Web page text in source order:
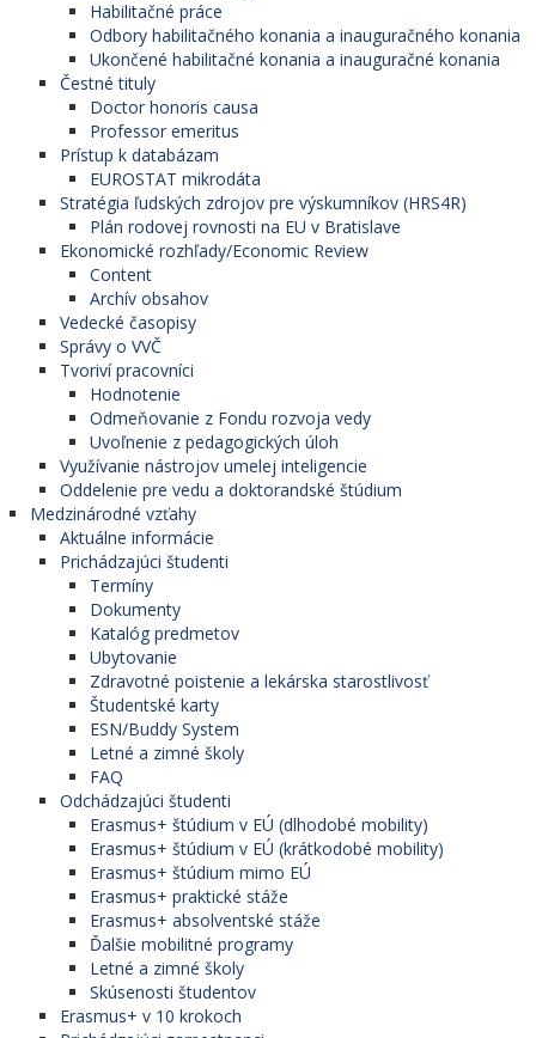
Habilitačné práce
Odbory habilitačného konania a inauguračného konania
Ukončené habilitačné konania a inauguračné konania
Čestné tituly
Doctor honoris causa
Professor emeritus
Prístup k databázam
EUROSTAT mikrodáta
Stratégia ľudských zdrojov pre výskumníkov (HRS4R)
Plán rodovej rovnosti na EU v Bratislave
Ekonomické rozhľady/Economic Review
Content
Archív obsahov
Vedecké časopisy
Správy o VVČ
Tvoriví pracovníci
Hodnotenie
Odmeňovanie z Fondu rozvoja vedy
Uvoľnenie z pedagogických úloh
Využívanie nástrojov umelej inteligencie
Oddelenie pre vedu a doktorandské štúdium
Medzinárodné vzťahy
Aktuálne informácie
Prichádzajúci študenti
Termíny
Dokumenty
Katalóg predmetov
Ubytovanie
Zdravotné poistenie a lekárska starostlivosť
Študentské karty
ESN/Buddy System
Letné a zimné školy
FAQ
Odchádzajúci študenti
Erasmus+ štúdium v EÚ (dlhodobé mobility)
Erasmus+ štúdium v EÚ (krátkodobé mobility)
Erasmus+ štúdium mimo EÚ
Erasmus+ praktické stáže
Erasmus+ absolventské stáže
Ďalšie mobilitné programy
Letné a zimné školy
Skúsenosti študentov
Erasmus+ v 10 krokoch